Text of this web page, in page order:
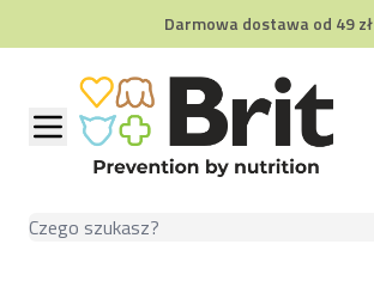
Darmowa dostawa od 49 zł
Przejdź do treści
Szukaj